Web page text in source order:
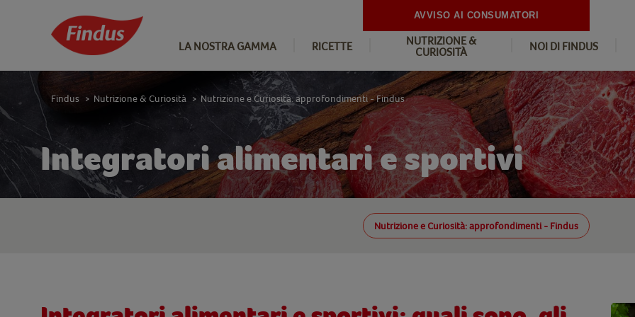
LA NOSTRA GAMMA RICETTE
NUTRIZIONE &
CURIOSITÀ
NOI DI FINDUS
Integratori alimentari e sportivi
Nutrizione e Curiosità: approfondimenti - Findus
Findus > Nutrizione & Curiosità > Nutrizione e Curiosità: approfondimenti - Findus
AVVISO AI CONSUMATORI